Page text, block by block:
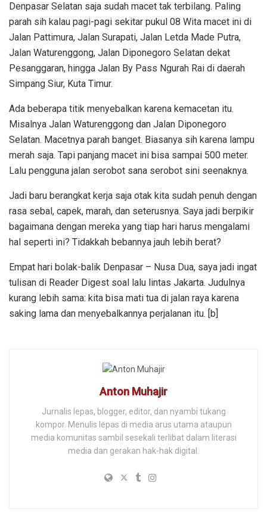
Denpasar Selatan saja sudah macet tak terbilang. Paling
parah sih kalau pagi-pagi sekitar pukul 08 Wita macet ini di
Jalan Pattimura, Jalan Surapati, Jalan Letda Made Putra,
Jalan Waturenggong, Jalan Diponegoro Selatan dekat
Pesanggaran, hingga Jalan By Pass Ngurah Rai di daerah
Simpang Siur, Kuta Timur.
Ada beberapa titik menyebalkan karena kemacetan itu.
Misalnya Jalan Waturenggong dan Jalan Diponegoro
Selatan. Macetnya parah banget. Biasanya sih karena lampu
merah saja. Tapi panjang macet ini bisa sampai 500 meter.
Lalu pengguna jalan serobot sana serobot sini seenaknya.
Jadi baru berangkat kerja saja otak kita sudah penuh dengan
rasa sebal, capek, marah, dan seterusnya. Saya jadi berpikir
bagaimana dengan mereka yang tiap hari harus mengalami
hal seperti ini? Tidakkah bebannya jauh lebih berat?
Empat hari bolak-balik Denpasar – Nusa Dua, saya jadi ingat
tulisan di Reader Digest soal lalu lintas Jakarta. Judulnya
kurang lebih sama: kita bisa mati tua di jalan raya karena
saking lama dan menyebalkannya perjalanan itu. [b]
Anton Muhajir
Jurnalis lepas, blogger, editor, dan nyambi tukang
kompor. Menulis lepas di media arus utama ataupun
media komunitas sambil sesekali terlibat dalam literasi
media dan gerakan hak-hak digital.